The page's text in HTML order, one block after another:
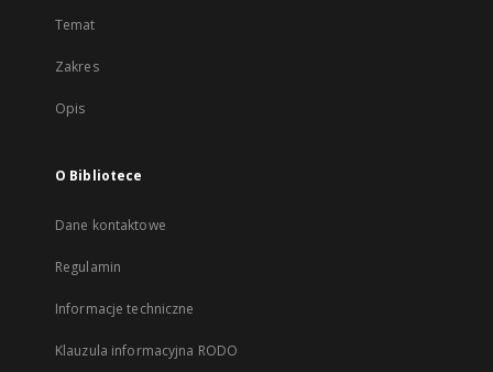
Temat
Zakres
Opis
O Bibliotece
Dane kontaktowe
Regulamin
Informacje techniczne
Klauzula informacyjna RODO